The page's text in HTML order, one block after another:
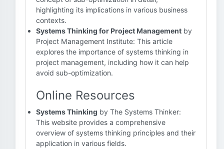
highlighting its implications in various business
contexts.
Systems Thinking for Project Management by
Project Management Institute: This article
explores the importance of systems thinking in
project management, including how it can help
avoid sub-optimization.
Online Resources
Systems Thinking by The Systems Thinker:
This website provides a comprehensive
overview of systems thinking principles and their
application in various fields.